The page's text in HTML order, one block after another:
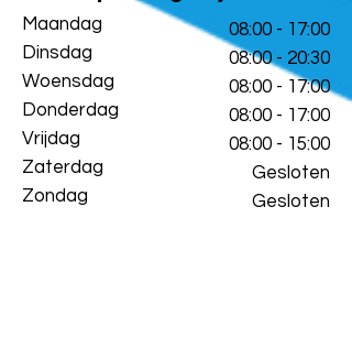
Maandag
Dinsdag
Woensdag
Donderdag
Vrijdag
Zaterdag
Zondag
08:00 - 17:00
08:00 - 20:30
08:00 - 17:00
08:00 - 17:00
08:00 - 15:00
Gesloten
Gesloten